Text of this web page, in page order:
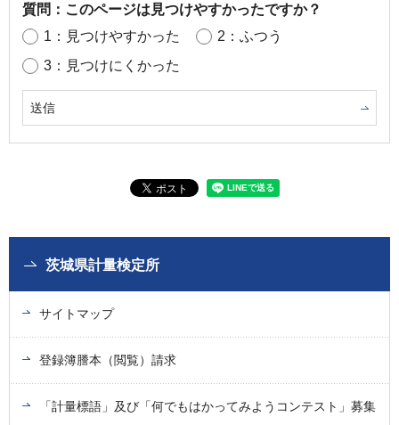
質問：このページは見つけやすかったですか？
1：見つけやすかった
2：ふつう
3：見つけにくかった
茨城県計量検定所
サイトマップ
登録簿謄本（閲覧）請求
「計量標語」及び「何でもはかってみようコンテスト」募集